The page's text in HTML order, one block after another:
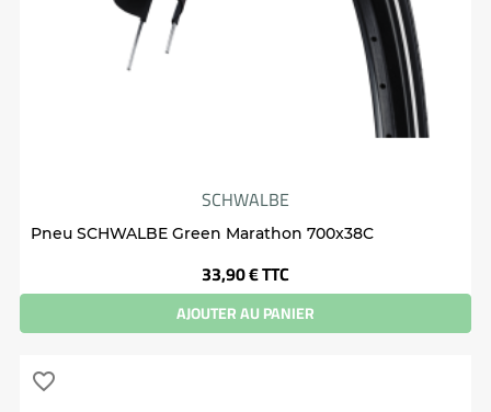
SCHWALBE
Pneu SCHWALBE Green Marathon 700x38C
Prix
33,90 €TTC
AJOUTER AU PANIER
favorite_border